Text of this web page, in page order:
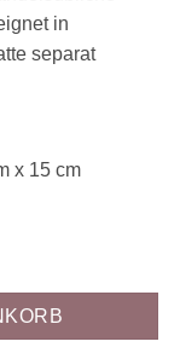
in
separat
x 15 cm